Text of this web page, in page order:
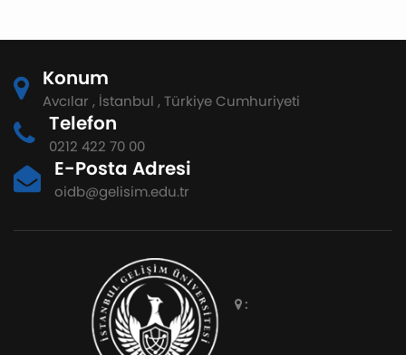
Konum
Avcılar , İstanbul , Türkiye Cumhuriyeti
Telefon
0212 422 70 00
E-Posta Adresi
oidb@gelisim.edu.tr
: